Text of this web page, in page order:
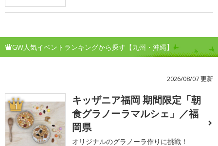
GW人気イベントランキングから探す【九州・沖縄】
2026/08/07 更新
1
キッザニア福岡 期間限定「朝
食グラノーラマルシェ」／福
岡県
オリジナルのグラノーラ作りに挑戦！